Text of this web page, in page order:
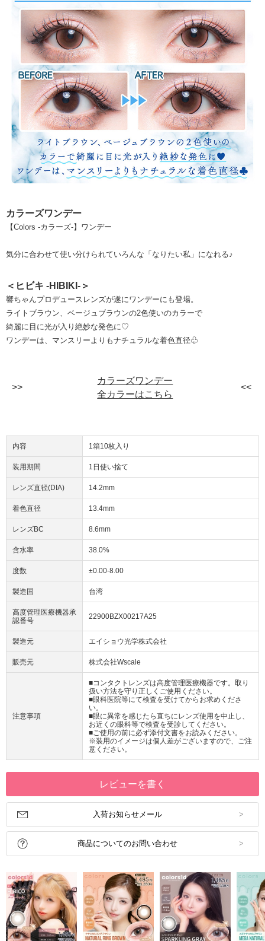
カラーズワンデー
【Colors -カラーズ-】ワンデー
気分に合わせて使い分けられていろんな「なりたい私」になれる♪
＜ヒビキ -HIBIKI-＞
響ちゃんプロデュースレンズが遂にワンデーにも登場。
ライトブラウン、ベージュブラウンの2色使いのカラーで
綺麗に目に光が入り絶妙な発色に♡
ワンデーは、マンスリーよりもナチュラルな着色直径♧
カラーズワンデー
全カラーはこちら
内容 1箱10枚入り
装用期間 1日使い捨て
レンズ直径(DIA) 14.2mm
着色直径 13.4mm
レンズBC 8.6mm
含水率 38.0%
度数 ±0.00-8.00
製造国 台湾
高度管理医療機器承
認番号
22900BZX00217A25
製造元 エイショウ光学株式会社
販売元 株式会社Wscale
注意事項
■コンタクトレンズは高度管理医療機器です。取り
扱い方法を守り正しくご使用ください。
■眼科医院等にて検査を受けてからお求めくださ
い。
■眼に異常を感じたら直ちにレンズ使用を中止し、
お近くの眼科等で検査を受診してください。
■ご使用の前に必ず添付文書をお読みください。
※装用のイメージは個人差がございますので、ご注
意ください。
レビューを書く
入荷お知らせメール
商品についてのお問い合わせ